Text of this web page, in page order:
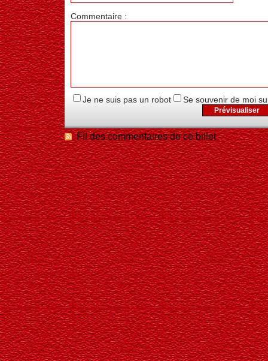
Commentaire :
Je ne suis pas un robot Se souvenir de moi
Fil des commentaires de ce billet